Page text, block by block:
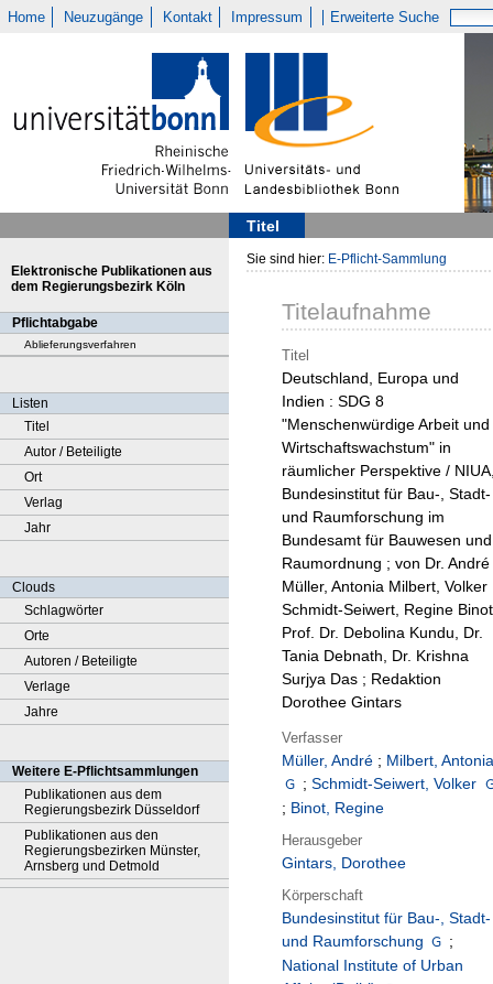
Home Neuzugänge Kontakt Impressum Erweiterte Suche
Titel
Elektronische Publikationen aus
dem Regierungsbezirk Köln
Pflichtabgabe
Ablieferungsverfahren
Listen
Titel
Autor / Beteiligte
Ort
Verlag
Jahr
Clouds
Schlagwörter
Orte
Autoren / Beteiligte
Verlage
Jahre
Weitere E-Pflichtsammlungen
Publikationen aus dem
Regierungsbezirk Düsseldorf
Publikationen aus den
Regierungsbezirken Münster,
Arnsberg und Detmold
Sie sind hier: E-Pflicht-Sammlung
Titelaufnahme
Titel
Deutschland, Europa und
Indien : SDG 8
"Menschenwürdige Arbeit und
Wirtschaftswachstum" in
räumlicher Perspektive /
Bundesinstitut für Bau-, Stadt-
und Raumforschung im
Bundesamt für Bauwesen und
Raumordnung ; von Dr. André
Müller, Antonia Milbert, Volker
Schmidt-Seiwert, Regine
Prof. Dr. Debolina Kundu, Dr.
Tania Debnath, Dr. Krishna
Surjya Das ; Redaktion
Dorothee Gintars
Verfasser
Müller, André ; Milbert, Antonia
; Schmidt-Seiwert, Volker
; Binot, Regine
Herausgeber
Gintars, Dorothee
Körperschaft
Bundesinstitut für Bau-, Stadt-
und Raumforschung
;
National Institute of Urban